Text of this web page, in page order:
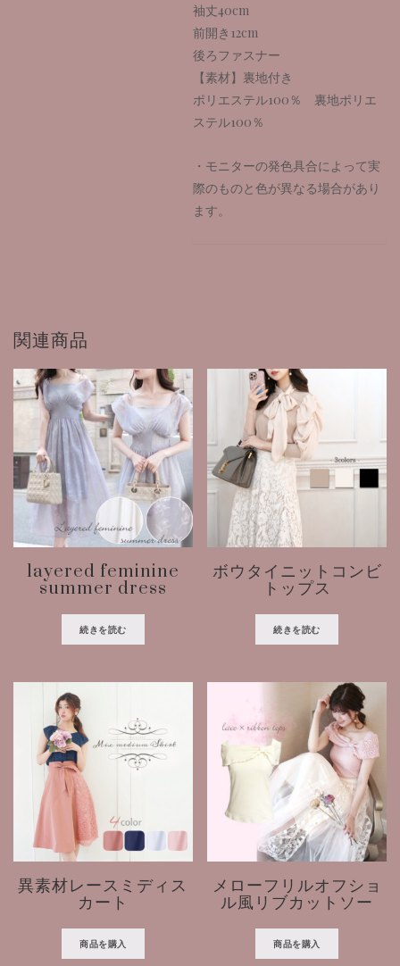
袖丈40cm
前開き12cm
後ろファスナー
【素材】裏地付き
ポリエステル100％ 裏地ポリエ
ステル100％
・モニターの発色具合によって実
際のものと色が異なる場合があり
ます。
関連商品
layered feminine
summer dress
続きを読む
ボウタイニットコンビ
トップス
続きを読む
異素材レースミディス
カート
商品を購入
メローフリルオフショ
ル風リブカットソー
商品を購入